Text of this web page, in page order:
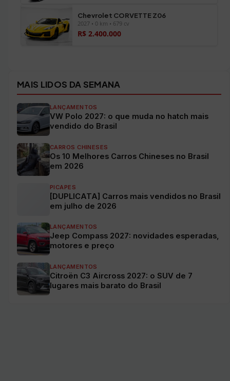
Chevrolet CORVETTE Z06
2027 • 0 km • 679 cv
R$ 2.400.000
MAIS LIDOS DA SEMANA
LANÇAMENTOS
VW Polo 2027: o que muda no hatch mais
vendido do Brasil
CARROS CHINESES
Os 10 Melhores Carros Chineses no Brasil
em 2026
PICAPES
[DUPLICATA] Carros mais vendidos no Brasil
em julho de 2026
LANÇAMENTOS
Jeep Compass 2027: novidades esperadas,
motores e preço
LANÇAMENTOS
Citroën C3 Aircross 2027: o SUV de 7
lugares mais barato do Brasil